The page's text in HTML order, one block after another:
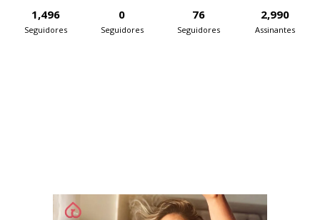
1,496
Seguidores
0
Seguidores
76
Seguidores
2,990
Assinantes